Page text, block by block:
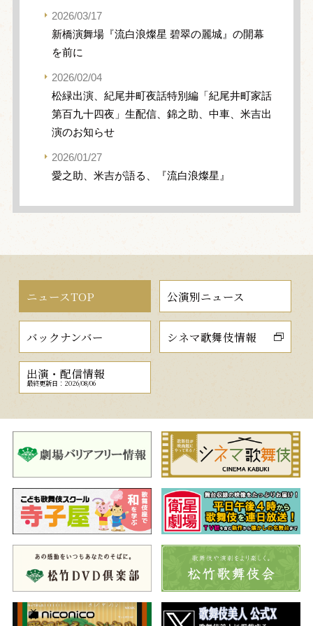
2026/03/17
新橋演舞場『流白浪燦星 碧翠の麗城』の開幕
を前に
2026/02/04
松緑出演、紀尾井町夜話特別編「紀尾井町家話
第百九十四夜」生配信、錦之助、中車、米吉出
演のお知らせ
2026/01/27
愛之助、米吉が語る、『流白浪燦星』
ニュースTOP 公演別ニュース
バックナンバー シネマ歌舞伎情報
出演・配信情報
最終更新日：2026/08/06